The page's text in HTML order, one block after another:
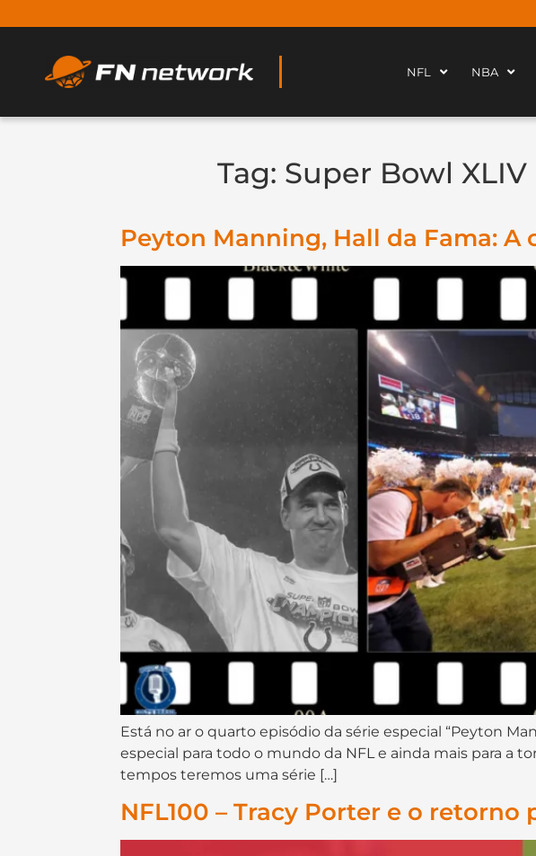
NFL NBA
Tag: Super Bowl XLIV
Peyton Manning, Hall da Fama: A
Está no ar o quarto episódio da série especial “Peyton
especial para todo o mundo da NFL e ainda mais para a
tempos teremos uma série […]
NFL100 – Tracy Porter e o retorno